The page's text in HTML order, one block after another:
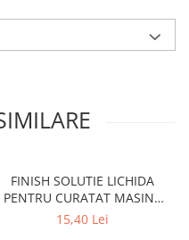
FINISH SOLUTIE LICHIDA
PENTRU CURATAT MASINA
DE SPALAT VASE 250ML
15,40 Lei